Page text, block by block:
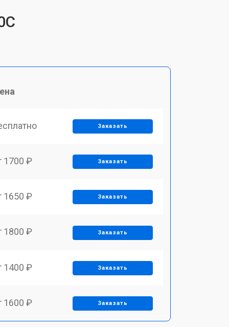
Заказать
1700 ₽ Заказать
1650 ₽ Заказать
1800 ₽ Заказать
1400 ₽ Заказать
1600 ₽ Заказать